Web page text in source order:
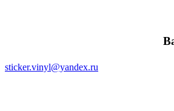
sticker.vinyl@yandex.ru